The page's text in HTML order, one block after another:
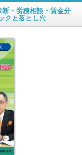
・労務相談・賃金分
クと落とし穴